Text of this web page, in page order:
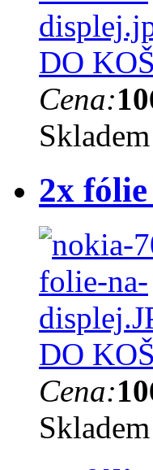
DO
Cena:
Skladem
2x
DO
Cena:
Skladem